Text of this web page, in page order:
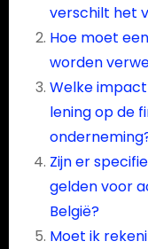
verschilt het
Hoe moet
worden
Welke
lening op de
Zijn er
gelden voor
België?
Moet ik